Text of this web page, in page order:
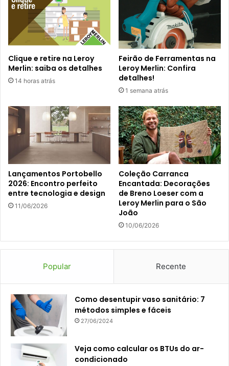
Clique e retire na Leroy
Merlin: saiba os detalhes
14 horas atrás
Feirão de Ferramentas na
Leroy Merlin: Confira
detalhes!
1 semana atrás
Lançamentos Portobello
2026: Encontro perfeito
entre tecnologia e design
11/06/2026
Coleção Carranca
Encantada: Decorações
de Breno Loeser com a
Leroy Merlin para o São
João
10/06/2026
Popular Recente
Como desentupir vaso sanitário: 7
métodos simples e fáceis
27/06/2024
Veja como calcular os BTUs do ar-
condicionado